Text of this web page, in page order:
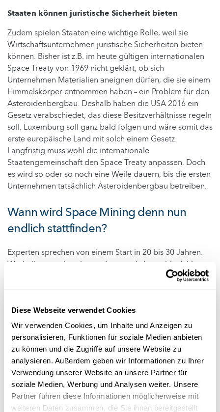
Diese Webseite verwendet Cookies
Wir verwenden Cookies, um Inhalte und Anzeigen zu
personalisieren, Funktionen für soziale Medien anbieten
zu können und die Zugriffe auf unsere Website zu
analysieren. Außerdem geben wir Informationen zu Ihrer
Verwendung unserer Website an unsere Partner für
soziale Medien, Werbung und Analysen weiter. Unsere
Partner führen diese Informationen möglicherweise mit
weiteren Daten zusammen, die Sie ihnen bereitgestellt
Staaten können juristische Sicherheit bieten
Zudem spielen Staaten eine wichtige Rolle, weil sie
Wirtschaftsunternehmen juristische Sicherheiten bieten
können. Bisher ist z.B. im heute gültigen internationalen
Space Treaty von 1969 nicht geklärt, ob sich
Unternehmen Materialien aneignen dürfen, die sie einem
Himmelskörper entnommen haben – ein Problem für den
Asteroidenbergbau. Deshalb haben die USA 2016 ein
Gesetz verabschiedet, das diese Besitzverhältnisse regeln
soll. Luxemburg soll ganz bald folgen und wäre somit das
erste europäische Land mit solch einem Gesetz.
Langfristig muss wohl die internationale
Staatengemeinschaft den Space Treaty anpassen. Doch
es wird so oder so noch eine Weile dauern, bis die ersten
Unternehmen tatsächlich Asteroidenbergbau betreiben.
Wann wird Space Mining denn nun
endlich stattfinden?
Experten sprechen von einem Start in 20 bis 30 Jahren.
Weshalb es noch so lange dauern wird, was bis dahin
noch erforscht und verbessert werden muss und wie sich
science.lu.
Haben Sie weitere Fragen zum Projekt? Dann schreiben
Sie uns (info@science.lu). Wir versuchen, diese Fragen in
die Artikelserie einzubauen.
Autor: Jean-Paul Bertemes
Foto© 3dmentat/Shotshop.com